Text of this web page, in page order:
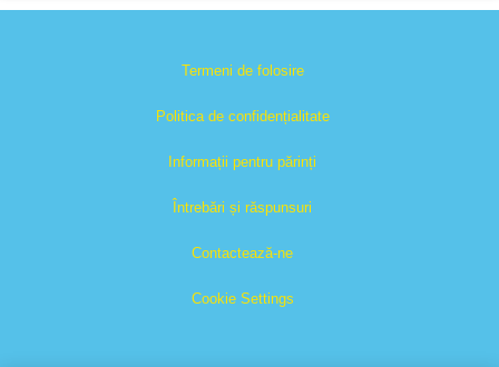
Termeni de folosire
Politica de confidențialitate
Informații pentru părinți
Întrebări și răspunsuri
Contactează-ne
Cookie Settings